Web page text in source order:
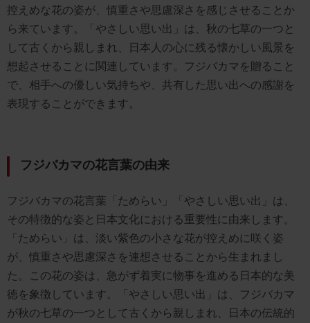
控えめな花の姿が、慎重さや思慮深さを感じさせることか
ら来ています。「やさしい思い出」は、秋の七草の一つと
して古くから親しまれ、日本人の心に残る懐かしい風景を
想起させることに関連しています。フジバカマを贈ること
で、相手への優しい気持ちや、共有した思い出への感謝を
表現することができます。
フジバカマの花言葉の由来
フジバカマの花言葉「ためらい」「やさしい思い出」は、
その特徴的な姿と日本文化における重要性に由来します。
「ためらい」は、淡い紫色の小さな花が控えめに咲く姿
が、慎重さや思慮深さを連想させることから生まれまし
た。この花の姿は、急がず着実に物事を進める日本的な美
徳を象徴しています。「やさしい思い出」は、フジバカマ
が秋の七草の一つとして古くから親しまれ、日本の伝統的